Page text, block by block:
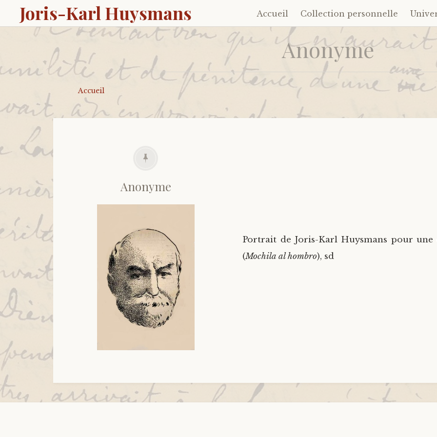
Joris-Karl Huysmans
Accéder
au
contenu
principal
Accueil Collection personnelle
Anonyme
Accueil
Anonyme
Portrait de Joris-Karl Huysmans pour
(Mochila al hombro), sd